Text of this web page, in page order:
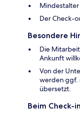
Mindestalter
Der Check-
Besondere
Die
Ankunft
Von der
werden ggf.
übersetzt.
Beim Check-